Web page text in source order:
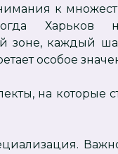
к
Харьков
зоне, каждый
особое
на которые